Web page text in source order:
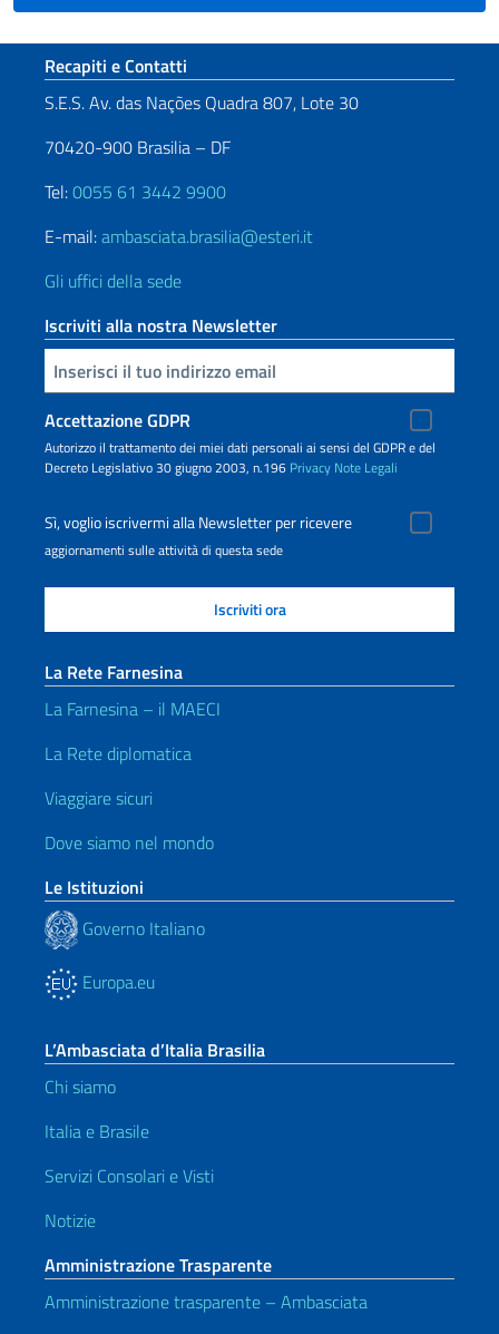
Sezione footer
Recapiti e Contatti
S.E.S. Av. das Nações Quadra 807, Lote 30
70420-900 Brasilia – DF
Tel:0055 61 3442 9900
E-mail:ambasciata.brasilia@esteri.it
Gli uffici della sede
Iscriviti alla nostra Newsletter
Inserisci la tua email
Accettazione GDPR
Autorizzo il trattamento dei miei dati personali ai sensi del GDPR e del
Decreto Legislativo 30 giugno 2003, n.196 Privacy Note Legali
Sì, voglio iscrivermi alla Newsletter per ricevere
aggiornamenti sulle attività di questa sede
La Rete Farnesina
La Farnesina – il MAECI
La Rete diplomatica
Viaggiare sicuri
Dove siamo nel mondo
Le Istituzioni
Governo Italiano
Europa.eu
L’Ambasciata d’Italia Brasilia
Chi siamo
Italia e Brasile
Servizi Consolari e Visti
Notizie
Amministrazione Trasparente
Amministrazione trasparente – Ambasciata